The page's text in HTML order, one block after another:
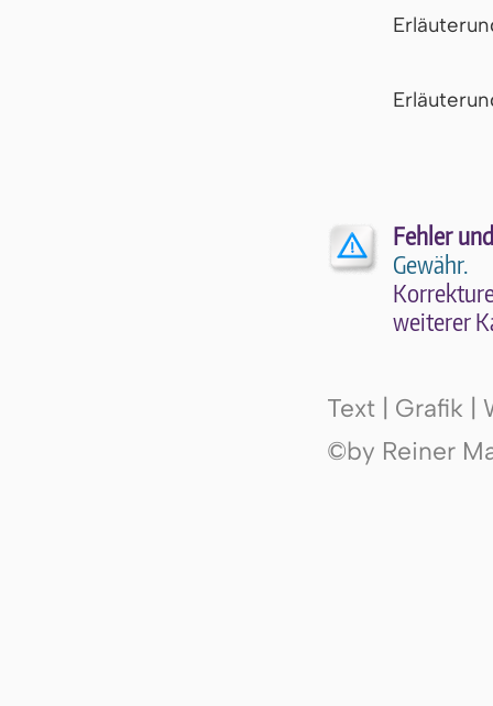
Fehler
Gewähr.
wei­te­rer
Text | Grafik |
©by Reiner